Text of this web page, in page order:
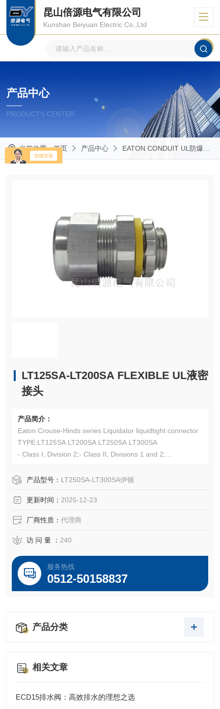
昆山倍源电气有限公司
Kunshan Beiyuan Electric Co.,Ltd
产品中心
PRODUCTS CENTER
当前位置：首页 产品中心 EATON CONDUIT UL防爆管件
LT125SA-LT200SA FLEXIBLE UL液密
接头
产品简介：
Eaton Crouse-Hinds series Liquidator liquidtight connector
TYPE:LT125SA LT200SA LT250SA LT300SA
- Class I, Division 2;- Class II, Divisions 1 and 2;
产品型号： LT250SA-LT300SA伊顿
更新时间： 2025-12-23
厂商性质： 代理商
访 问 量 ： 240
服务热线
0512-50158837
产品分类
相关文章
ECD15排水阀：高效排水的理想之选